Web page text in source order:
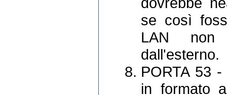
se così
LAN non
dall'esterno.
PORTA 53
in formato